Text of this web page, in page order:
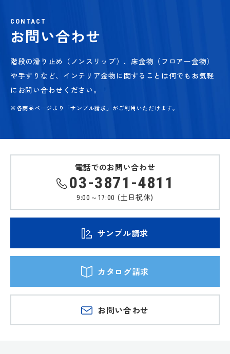
CONTACT
お問い合わせ
階段の滑り止め（ノンスリップ）、床金物（フロアー金物）
や手すりなど、 インテリア金物に関することは何でもお気軽
にお問い合わせください。
※各商品ページより「サンプル請求」がご利用いただけます。
電話でのお問い合わせ
03-3871-4811
9:00～17:00 (土日祝休)
サンプル請求
カタログ請求
お問い合わせ